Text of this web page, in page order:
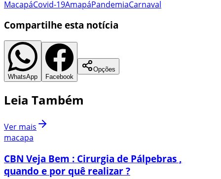
MacapáCovid-19AmapáPandemiaCarnaval
Compartilhe esta notícia
WhatsApp Facebook
Opções
Leia Também
Ver mais
macapa
CBN Veja Bem : Cirurgia de Pálpebras ,
quando e por quê realizar ?